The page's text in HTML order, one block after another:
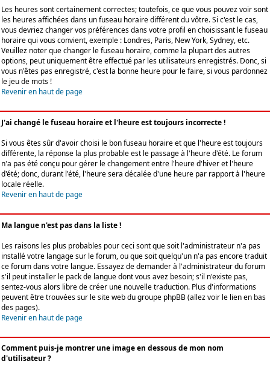
Les heures sont certainement correctes; toutefois, ce que vous pouvez voir sont
les heures affichées dans un fuseau horaire différent du vôtre. Si c'est le cas,
vous devriez changer vos préférences dans votre profil en choisissant le fuseau
horaire qui vous convient, exemple : Londres, Paris, New York, Sydney, etc.
Veuillez noter que changer le fuseau horaire, comme la plupart des autres
options, peut uniquement être effectué par les utilisateurs enregistrés. Donc, si
vous n'êtes pas enregistré, c'est la bonne heure pour le faire, si vous pardonnez
le jeu de mots !
Revenir en haut de page
J'ai changé le fuseau horaire et l'heure est toujours incorrecte !
Si vous êtes sûr d'avoir choisi le bon fuseau horaire et que l'heure est toujours
différente, la réponse la plus probable est le passage à l'heure d'été. Le forum
n'a pas été conçu pour gérer le changement entre l'heure d'hiver et l'heure
d'été; donc, durant l'été, l'heure sera décalée d'une heure par rapport à l'heure
locale réelle.
Revenir en haut de page
Ma langue n'est pas dans la liste !
Les raisons les plus probables pour ceci sont que soit l'administrateur n'a pas
installé votre langage sur le forum, ou que soit quelqu'un n'a pas encore traduit
ce forum dans votre langue. Essayez de demander à l'administrateur du forum
s'il peut installer le pack de langue dont vous avez besoin; s'il n'existe pas,
sentez-vous alors libre de créer une nouvelle traduction. Plus d'informations
peuvent être trouvées sur le site web du groupe phpBB (allez voir le lien en bas
des pages).
Revenir en haut de page
Comment puis-je montrer une image en dessous de mon nom
d'utilisateur ?